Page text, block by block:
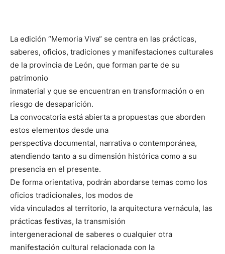
La edición “Memoria Viva“ se centra en las prácticas,
saberes, oficios, tradiciones y manifestaciones culturales
de la provincia de León, que forman parte de su
patrimonio
inmaterial y que se encuentran en transformación o en
riesgo de desaparición.
La convocatoria está abierta a propuestas que aborden
estos elementos desde una
perspectiva documental, narrativa o contemporánea,
atendiendo tanto a su dimensión histórica como a su
presencia en el presente.
De forma orientativa, podrán abordarse temas como los
oficios tradicionales, los modos de
vida vinculados al territorio, la arquitectura vernácula, las
prácticas festivas, la transmisión
intergeneracional de saberes o cualquier otra
manifestación cultural relacionada con la